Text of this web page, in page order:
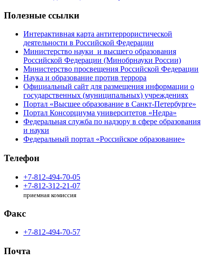
Полезные ссылки
Интерактивная карта антитеррористической
деятельности в Российской Федерации
Министерство науки и высшего образования
Российской Федерации (Минобрнауки России)
Министерство просвещения Российской Федерации
Наука и образование против террора
Официальный сайт для размещения информации о
государственных (муниципальных) учреждениях
Портал «Высшее образование в Санкт-Петербурге»
Портал Консорциума университетов «Недра»
Федеральная служба по надзору в сфере образования
и науки
Федеральный портал «Российское образование»
Телефон
+7-812-494-70-05
+7-812-312-21-07
приемная комиссия
Факс
+7-812-494-70-57
Почта